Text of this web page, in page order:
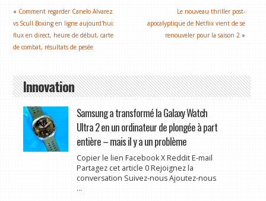
« Comment regarder Canelo Alvarez
vs Scull Boxing en ligne aujourd'hui:
flux en direct, heure de début, carte
de combat, résultats de pesée
Le nouveau thriller post-
apocalyptique de Netflix vient de se
renouveler pour la saison 2 »
Innovation
Samsung a transformé la Galaxy Watch
Ultra 2 en un ordinateur de plongée à part
entière – mais il y a un problème
Copier le lien Facebook X Reddit E-mail
Partagez cet article 0 Rejoignez la
conversation Suivez-nous Ajoutez-nous
...